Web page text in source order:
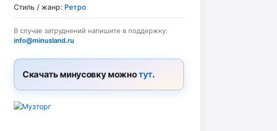
Стиль / жанр: Ретро
В случае затруднений напишите в поддержку:
info@minusland.ru
Скачать минусовку можнотут.